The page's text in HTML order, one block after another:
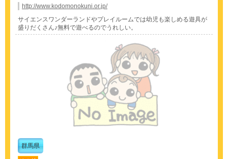
http://www.kodomonokuni.or.jp/
サイエンスワンダーランドやプレイルームでは幼児も楽しめる遊具が
盛りだくさん♪無料で遊べるのでうれしい。
群馬県